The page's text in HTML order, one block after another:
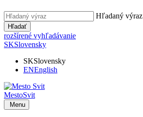
Hľadaný výraz
Hľadať
rozšírené vyhľadávanie
SKSlovensky
SKSlovensky
ENEnglish
MestoSvit
Menu